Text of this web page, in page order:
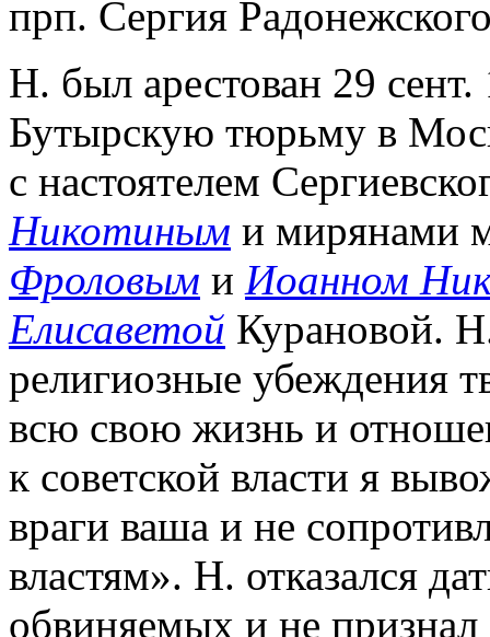
прп. Сергия
Н. был арестован 29
Бутырскую тюрьму в
с настоятелем
Никотиным и мирянами
Фроловым и Иоанном
Елисаветой Курановой.
религиозные убеждения
всю свою жизнь и
к советской власти я
враги ваша и не
властям». Н. отказался
обвиняемых и не